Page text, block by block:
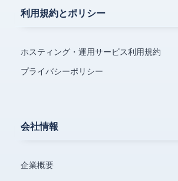
利用規約とポリシー
ホスティング・運用サービス利用規約
プライバシーポリシー
会社情報
企業概要